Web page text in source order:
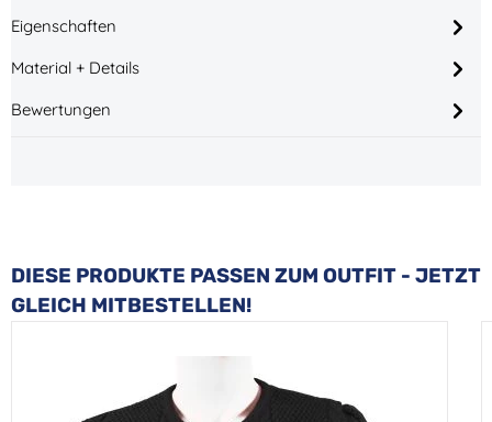
Eigenschaften
Material + Details
Bewertungen
Produktgalerie überspringen
DIESE PRODUKTE PASSEN ZUM OUTFIT - JETZT
GLEICH MITBESTELLEN!